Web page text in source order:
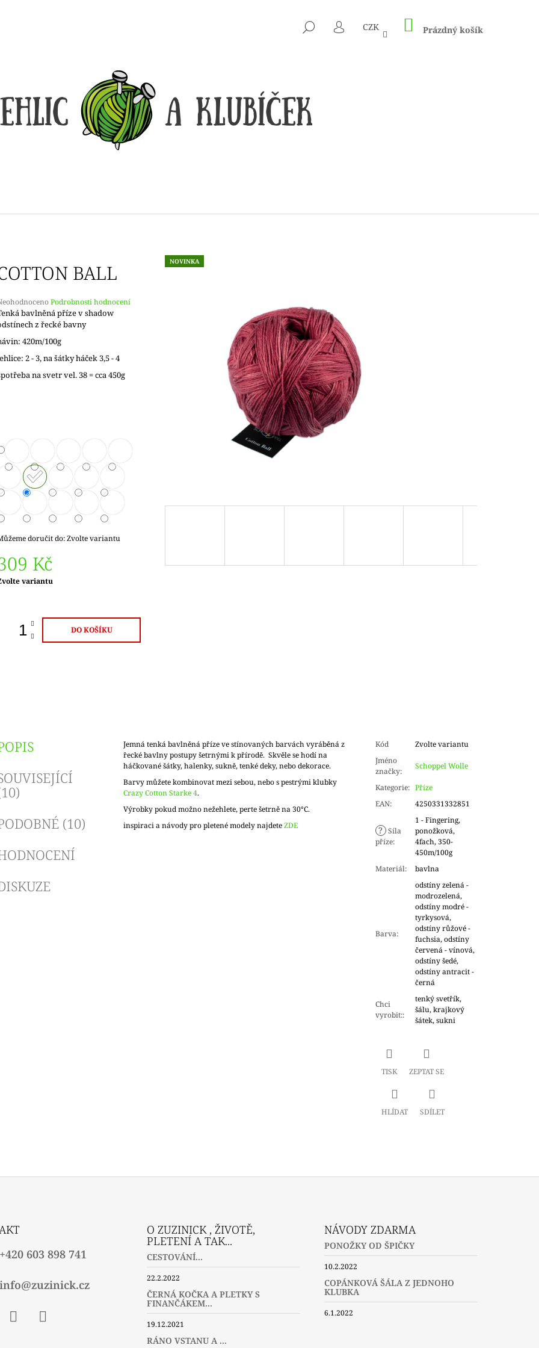
HLEDAT
PŘIHLÁŠENÍ
CZK NÁKUPNÍ
KOŠÍK
Prázdný košík
BALL
Podrobnosti hodnocení
NOVINKA
bavlněná příze v shadow
z řecké bavny
420m/100g
2 - 3, na šátky háček 3,5 - 4
na svetr vel. 38 = cca 450g
doručit do:Zvolte variantu
Kč
variantu
DO KOŠÍKU
(10)
Jemná tenká bavlněná příze ve stínovaných barvách vyráběná z
řecké bavlny postupy šetrnými k přírodě. Skvěle se hodí na
háčkované šátky, halenky, sukně, tenké deky, nebo dekorace.
Barvy můžete kombinovat mezi sebou, nebo s pestrými klubky
Crazy Cotton Starke 4.
Výrobky pokud možno nežehlete, perte šetrně na 30°C.
inspiraci a návody pro pletené modely najdeteZDE
Kód
Zvolte variantu
Jméno
značky:
Schoppel Wolle
Kategorie: Příze
EAN: 4250331332851
? Síla
příze:
1 - Fingering,
ponožková,
4fach, 350-
450m/100g
Materiál: bavlna
Barva:
odstíny zelená -
modrozelená,
odstíny modré -
tyrkysová,
odstíny růžové -
fuchsia, odstíny
červená - vínová,
odstíny šedé,
odstíny antracit -
černá
Chci
vyrobit::
tenký svetřík,
šálu, krajkový
šátek, sukni
TISK ZEPTAT SE
HLÍDAT SDÍLET
CO POTŘEBUJETE NAJÍT?
HLEDAT
Kč
165 Kč
+420 603 898 741
info@zuzinick.cz
O ZUZINICK , ŽIVOTĚ,
PLETENÍ A TAK...
CESTOVÁNÍ...
22.2.2022
ČERNÁ KOČKA A PLETKY S
FINANČÁKEM...
19.12.2021
RÁNO VSTANU A ...
NÁVODY ZDARMA
PONOŽKY OD ŠPIČKY
10.2.2022
COPÁNKOVÁ ŠÁLA Z JEDNOHO
KLUBKA
6.1.2022